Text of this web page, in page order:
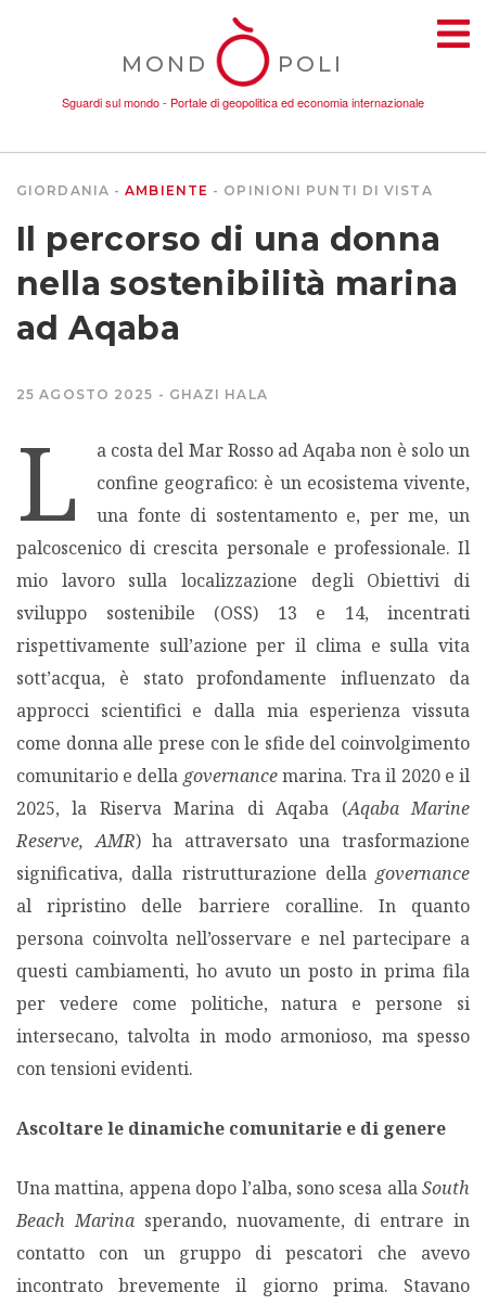
MOND POLI
Sguardi sul mondo - Portale di geopolitica ed economia internazionale
AMBIENTE
CONFLITTI
DONNE
ECONOMIA
MIGRAZIONI
POVERTÀ
SALUTE
EDITORIALI
PUNTI DI VISTA
SGUARDI E VOCI
MONDO IN CIFRE
NAVIGANDO IN RETE
PODCAST EVENTI
GIORDANIA AMBIENTE OPINIONI PUNTI DI VISTA
Il percorso di una donna
nella sostenibilità marina
ad Aqaba
25 AGOSTO 2025 GHAZI HALA
L
a costa del Mar Rosso ad Aqaba non è solo un
confine geografico: è un ecosistema vivente,
una fonte di sostentamento e, per me, un
palcoscenico di crescita personale e professionale. Il
mio lavoro sulla localizzazione degli Obiettivi di
sviluppo sostenibile (OSS) 13 e 14, incentrati
rispettivamente sull’azione per il clima e sulla vita
sott’acqua, è stato profondamente influenzato da
approcci scientifici e dalla mia esperienza vissuta
come donna alle prese con le sfide del coinvolgimento
comunitario e della governancemarina. Tra il 2020 e il
2025, la Riserva Marina di Aqaba (Aqaba Marine
Reserve, AMR) ha attraversato una trasformazione
significativa, dalla ristrutturazione della governance
al ripristino delle barriere coralline. In quanto
persona coinvolta nell’osservare e nel partecipare a
questi cambiamenti, ho avuto un posto in prima fila
per vedere come politiche, natura e persone si
intersecano, talvolta in modo armonioso, ma spesso
con tensioni evidenti.
Ascoltare le dinamiche comunitarie e di genere
Una mattina, appena dopo l’alba, sono scesa allaSouth
Beach Marinasperando, nuovamente, di entrare in
contatto con un gruppo di pescatori che avevo
incontrato brevemente il giorno prima. Stavano